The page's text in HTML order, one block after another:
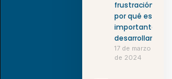
frustración:
por qué es
importante
desarrollarla
17 de marzo
de 2024